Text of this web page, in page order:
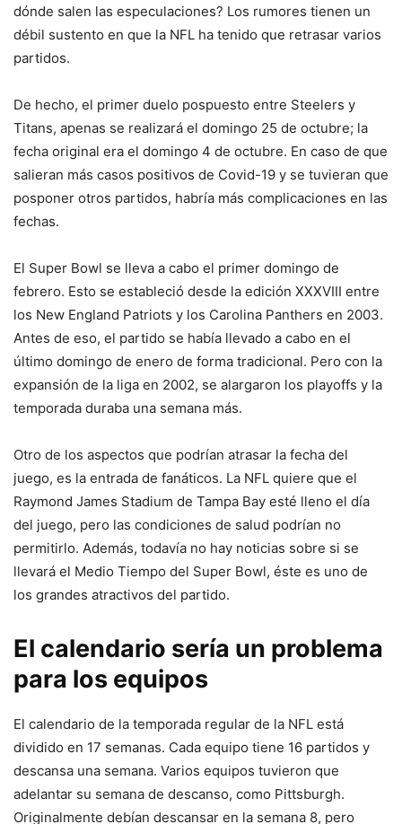
dónde salen las especulaciones? Los rumores tienen un
débil sustento en que la NFL ha tenido que retrasar varios
partidos.
De hecho, el primer duelo pospuesto entre Steelers y
Titans, apenas se realizará el domingo 25 de octubre; la
fecha original era el domingo 4 de octubre. En caso de que
salieran más casos positivos de Covid-19 y se tuvieran que
posponer otros partidos, habría más complicaciones en las
fechas.
El Super Bowl se lleva a cabo el primer domingo de
febrero. Esto se estableció desde la edición XXXVIII entre
los New England Patriots y los Carolina Panthers en 2003.
Antes de eso, el partido se había llevado a cabo en el
último domingo de enero de forma tradicional. Pero con la
expansión de la liga en 2002, se alargaron los playoffs y la
temporada duraba una semana más.
Otro de los aspectos que podrían atrasar la fecha del
juego, es la entrada de fanáticos. La NFL quiere que el
Raymond James Stadium de Tampa Bay esté lleno el día
del juego, pero las condiciones de salud podrían no
permitirlo. Además, todavía no hay noticias sobre si se
llevará el Medio Tiempo del Super Bowl, éste es uno de
los grandes atractivos del partido.
El calendario sería un problema
para los equipos
El calendario de la temporada regular de la NFL está
dividido en 17 semanas. Cada equipo tiene 16 partidos y
descansa una semana. Varios equipos tuvieron que
adelantar su semana de descanso, como Pittsburgh.
Originalmente debían descansar en la semana 8, pero